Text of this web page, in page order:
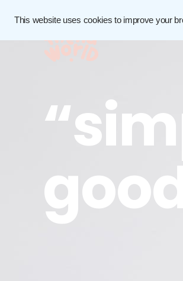
This website uses cookies to improve your